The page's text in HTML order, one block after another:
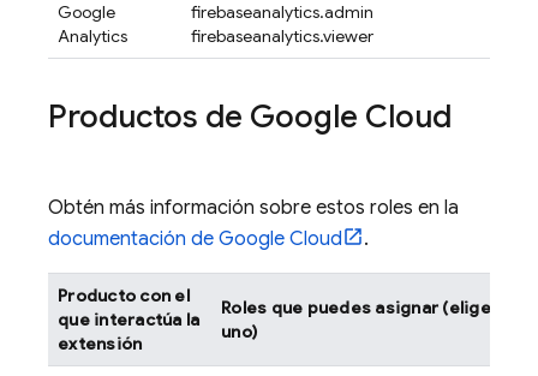
Google
Analytics
firebaseanalytics.admin
firebaseanalytics.viewer
Productos de Google Cloud
Obtén más información sobre estos roles en la
documentación de Google Cloud
.
Producto con el
que interactúa la
extensión
Roles que puedes asignar (elige
uno)